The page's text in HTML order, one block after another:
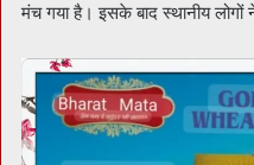
मंच गया है। इसके बाद स्थानीय लोगों